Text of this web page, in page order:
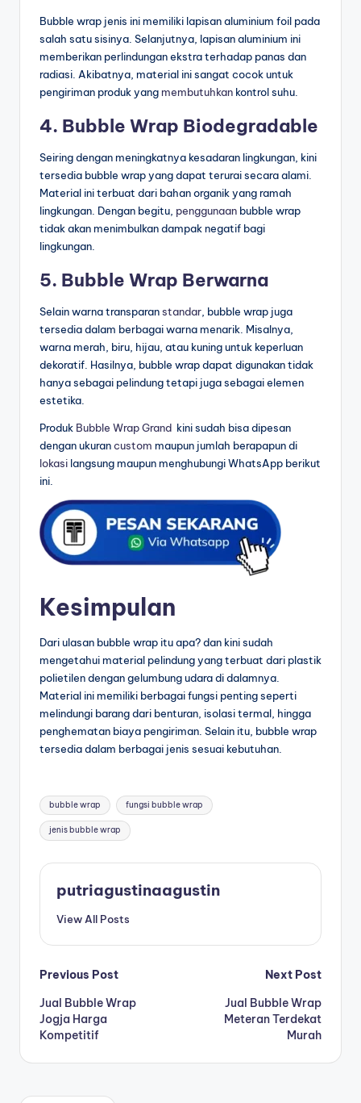
Bubble wrap jenis ini memiliki lapisan aluminium foil pada
salah satu sisinya. Selanjutnya, lapisan aluminium ini
memberikan perlindungan ekstra terhadap panas dan
radiasi. Akibatnya, material ini sangat cocok untuk
pengiriman produk yang membutuhkan kontrol suhu.
4. Bubble Wrap Biodegradable
Seiring dengan meningkatnya kesadaran lingkungan, kini
tersedia bubble wrap yang dapat terurai secara alami.
Material ini terbuat dari bahan organik yang ramah
lingkungan. Dengan begitu, penggunaan bubble wrap
tidak akan menimbulkan dampak negatif bagi
lingkungan.
5. Bubble Wrap Berwarna
Selain warna transparanstandar , bubble wrap juga
tersedia dalam berbagai warna menarik. Misalnya,
warna merah, biru, hijau, atau kuning untuk keperluan
dekoratif. Hasilnya, bubble wrap dapat digunakan tidak
hanya sebagai pelindung tetapi juga sebagai elemen
estetika.
Produk Bubble Wrap Grand kini sudah bisa dipesan
dengan ukurancustom maupun jumlah berapapun di
lokasi langsung maupun menghubungi WhatsApp berikut
ini.
Kesimpulan
Dari ulasan bubble wrap itu apa? dan kini sudah
mengetahui material pelindung yang terbuat dari plastik
polietilen dengan gelumbung udara di dalamnya.
Material ini memiliki berbagai fungsi penting seperti
melindungi barang dari benturan, isolasi termal, hingga
penghematan biaya pengiriman. Selain itu, bubble wrap
tersedia dalam berbagai jenis sesuai kebutuhan.
bubble wrap fungsi bubble wrap
jenis bubble wrap
putriagustinaagustin
View All Posts
Previous Post
Jual Bubble Wrap
Jogja Harga
Kompetitif
Next Post
Jual Bubble Wrap
Meteran Terdekat
Murah